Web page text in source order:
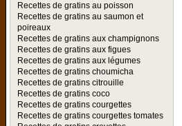
Recettes de gratins au poisson
Recettes de gratins au saumon et
poireaux
Recettes de gratins aux champignons
Recettes de gratins aux figues
Recettes de gratins aux légumes
Recettes de gratins choumicha
Recettes de gratins citrouille
Recettes de gratins coco
Recettes de gratins courgettes
Recettes de gratins courgettes tomates